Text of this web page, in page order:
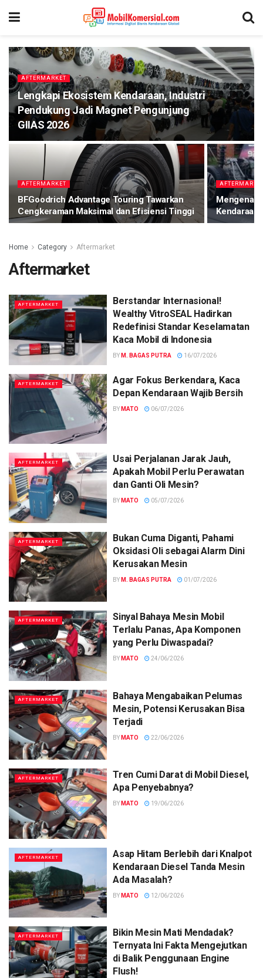
AFTERMARKET
Lengkapi Ekosistem Kendaraan, Industri
Pendukung Jadi Magnet Pengunjung
GIIAS 2026
AFTERMARKET
BFGoodrich Advantage Touring Tawarkan
Cengkeraman Maksimal dan Efisiensi Tinggi
Mengenal
Kendaraan
Home Category Aftermarket
Aftermarket
AFTERMARKET
Berstandar Internasional!
Wealthy VitroSEAL Hadirkan
Redefinisi Standar Keselamatan
Kaca Mobil di Indonesia
BY M. BAGAS PUTRA 16/07/2026
AFTERMARKET
Agar Fokus Berkendara, Kaca
Depan Kendaraan Wajib Bersih
BY MATO 06/07/2026
AFTERMARKET
Usai Perjalanan Jarak Jauh,
Apakah Mobil Perlu Perawatan
dan Ganti Oli Mesin?
BY MATO 05/07/2026
AFTERMARKET
Bukan Cuma Diganti, Pahami
Oksidasi Oli sebagai Alarm Dini
Kerusakan Mesin
BY M. BAGAS PUTRA 01/07/2026
AFTERMARKET
Sinyal Bahaya Mesin Mobil
Terlalu Panas, Apa Komponen
yang Perlu Diwaspadai?
BY MATO 24/06/2026
AFTERMARKET
Bahaya Mengabaikan Pelumas
Mesin, Potensi Kerusakan Bisa
Terjadi
BY MATO 22/06/2026
AFTERMARKET
Tren Cumi Darat di Mobil Diesel,
Apa Penyebabnya?
BY MATO 19/06/2026
AFTERMARKET
Asap Hitam Berlebih dari Knalpot
Kendaraan Diesel Tanda Mesin
Ada Masalah?
BY MATO 12/06/2026
AFTERMARKET
Bikin Mesin Mati Mendadak?
Ternyata Ini Fakta Mengejutkan
di Balik Penggunaan Engine
Flush!